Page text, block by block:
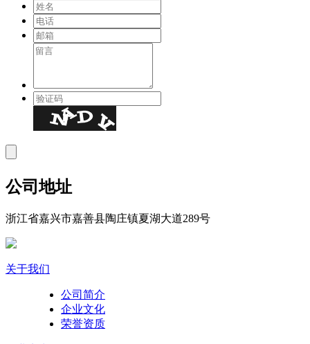
公司地址
浙江省嘉兴市嘉善县陶庄镇夏湖大道289号
关于我们
公司简介
企业文化
荣誉资质